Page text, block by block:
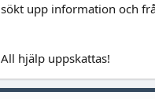
sökt upp information och
All hjälp uppskattas!